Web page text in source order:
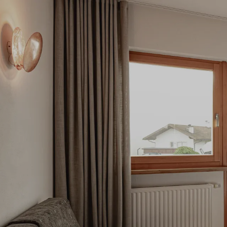
L’Huberhof
Galleria immagini
Piano di sostenibilità
Come arrivare
Club degli ospiti dell’Huberhof
Last minute
Buoni regalo
Richiesta
Prenotazione
Offerte